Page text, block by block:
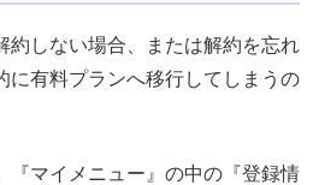
約しない場合、または解約を忘れ
に有料プランへ移行してしまうの
『マイメニュー』の中の『登録情